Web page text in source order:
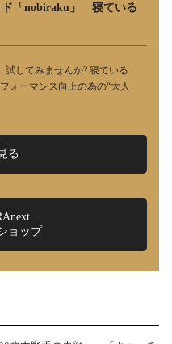
ド「nobiraku」 寝ている
してみませんか? 寝ている
ォーマンス向上の為の“大人
る
ョップ